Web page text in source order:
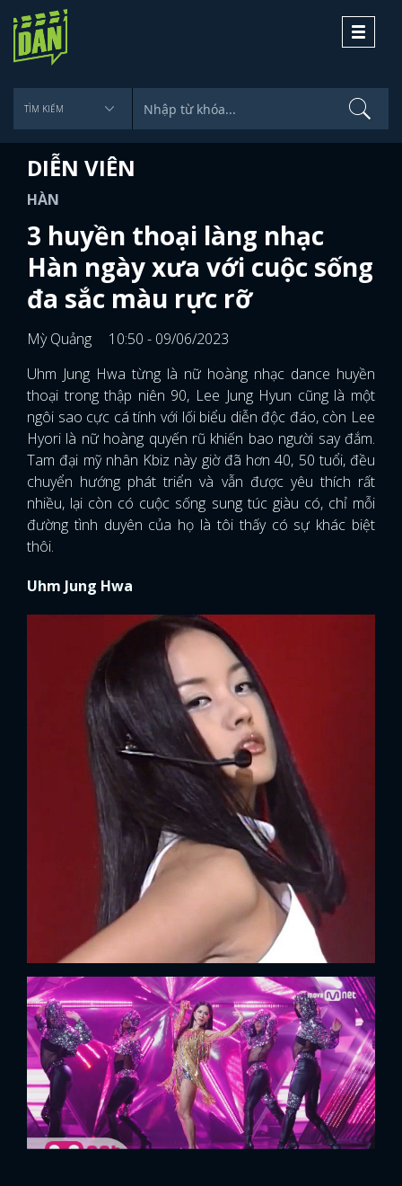
Toggle
DIỄN VIÊN
HÀN
3 huyền thoại làng nhạc
Hàn ngày xưa với cuộc sống
đa sắc màu rực rỡ
Mỳ Quảng
10:50 - 09/06/2023
Uhm Jung Hwa từng là nữ hoàng nhạc dance huyền
thoại trong thập niên 90, Lee Jung Hyun cũng là một
ngôi sao cực cá tính với lối biểu diễn độc đáo, còn Lee
Hyori là nữ hoàng quyến rũ khiến bao người say đắm.
Tam đại mỹ nhân Kbiz này giờ đã hơn 40, 50 tuổi, đều
chuyển hướng phát triển và vẫn được yêu thích rất
nhiều, lại còn có cuộc sống sung túc giàu có, chỉ mỗi
đường tình duyên của họ là tôi thấy có sự khác biệt
thôi.
Uhm Jung Hwa